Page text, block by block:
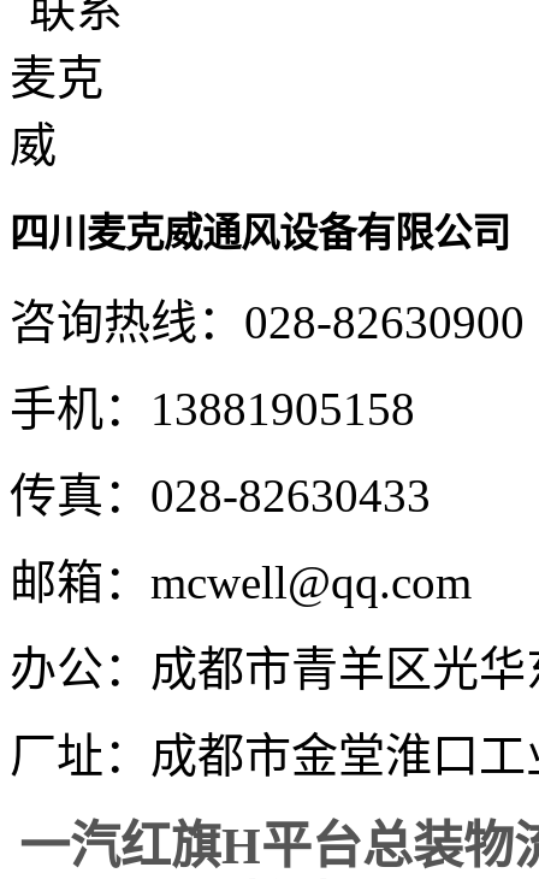
四川麦克威通风设备有限公司
咨询热线： 028-82630900
手机： 13881905158
传真： 028-82630433
邮箱： mcwell@qq.com
办公： 成都市青羊区光
厂址： 成都市金堂淮口
一汽红旗H平台总装物